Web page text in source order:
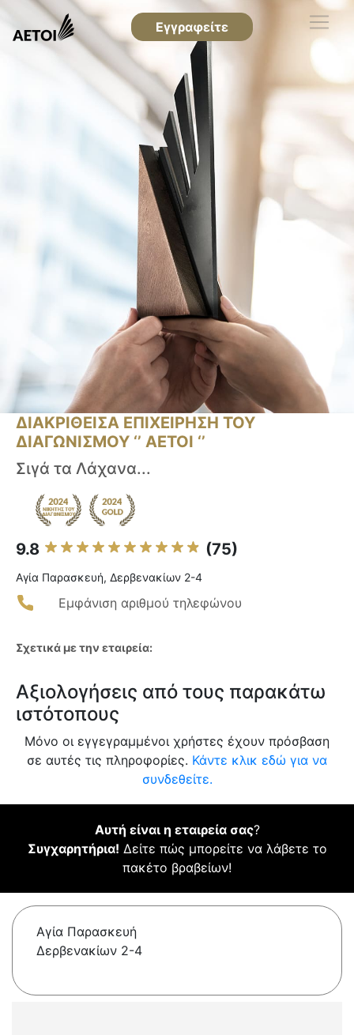
Εγγραφείτε
ΔΙΑΚΡΙΘΕΙΣΑ ΕΠΙΧΕΙΡΗΣΗ ΤΟΥ
ΔΙΑΓΩΝΙΣΜΟΥ ‘’ ΑΕΤΟΙ ‘’
Σιγά τα Λάχανα...
9.8 (75)
Αγία Παρασκευή, Δερβενακίων 2-4
Εμφάνιση αριθμού τηλεφώνου
Σχετικά με την εταιρεία:
Αξιολογήσεις από τους παρακάτω
ιστότοπους
Μόνο οι εγγεγραμμένοι χρήστες έχουν πρόσβαση
σε αυτές τις πληροφορίες. Κάντε κλικ εδώ για να
συνδεθείτε.
Αυτή είναι η εταιρεία σας?
Συγχαρητήρια! Δείτε πώς μπορείτε να λάβετε το
πακέτο βραβείων!
Αγία Παρασκευή
Δερβενακίων 2-4